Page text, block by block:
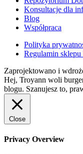
Konsultacje dla
Blog
Współpraca
Polityka
Regulamin
Zaprojektowano i
Hej, Troyann woli
blogu. Szanujesz to,
Close
Privacy Overview